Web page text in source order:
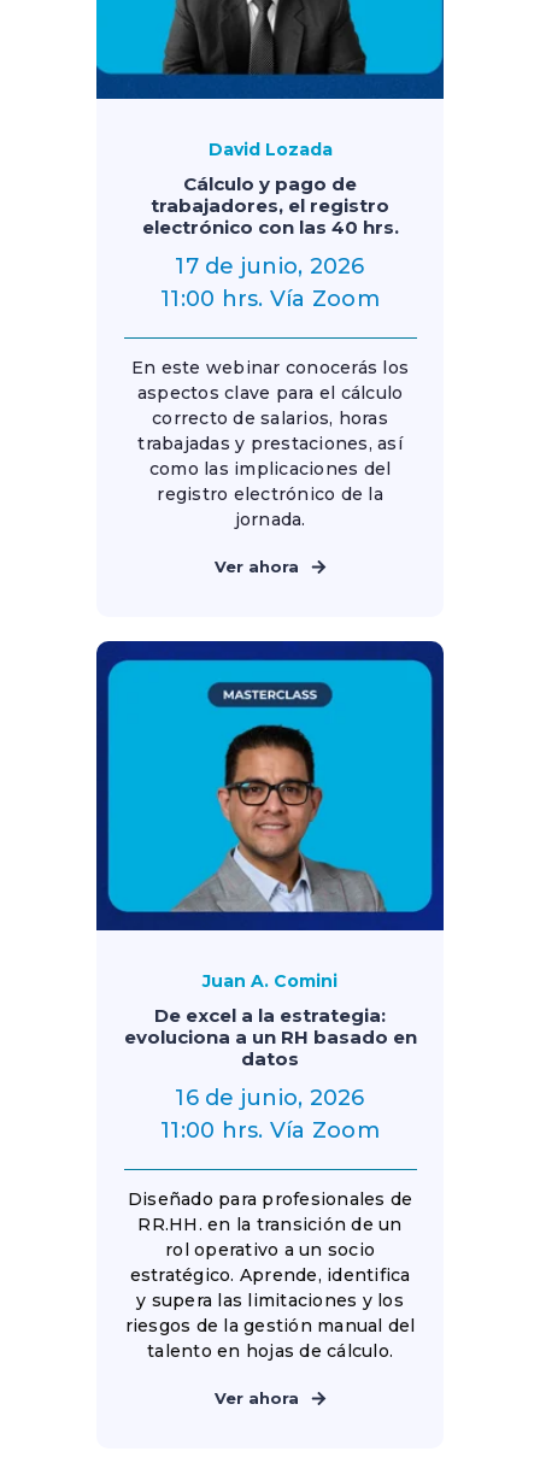
David Lozada
Cálculo y pago de
trabajadores, el registro
electrónico con las 40 hrs.
17 de junio, 2026
11:00 hrs. Vía Zoom
En este webinar conocerás los
aspectos clave para el cálculo
correcto de salarios, horas
trabajadas y prestaciones, así
como las implicaciones del
registro electrónico de la
jornada.
Ver ahora
Juan A. Comini
De excel a la estrategia:
evoluciona a un RH basado en
datos
16 de junio, 2026
11:00 hrs. Vía Zoom
Diseñado para profesionales de
RR.HH. en la transición de un
rol operativo a un socio
estratégico. Aprende, identifica
y supera las limitaciones y los
riesgos de la gestión manual del
talento en hojas de cálculo.
Ver ahora